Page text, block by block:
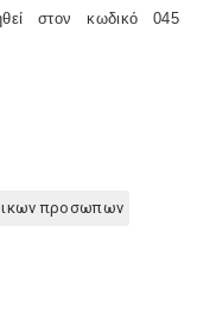
στον κωδικό 045
προσωπων